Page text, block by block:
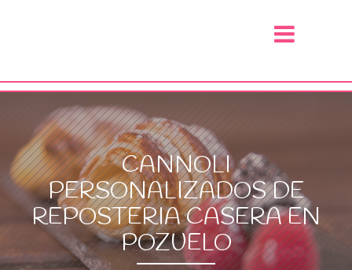
CANNOLI
PERSONALIZADOS DE
REPOSTERIA CASERA EN
POZUELO